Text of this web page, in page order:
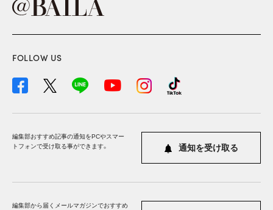
FOLLOW US
編集部おすすめ記事の通知をPCやスマー
トフォンで受け取る事ができます。
通知を受け取る
編集部から届くメールマガジンでおすすめ